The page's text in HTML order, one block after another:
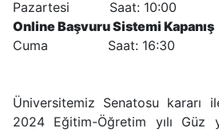
Pazartesi Saat: 10:00
Online Başvuru Sistemi Kapanış
Cuma Saat: 16:30
Üniversitemiz Senatosu kararı
2024 Eğitim-Öğretim yılı Güz